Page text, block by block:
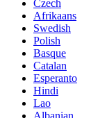
Czech
Afrikaans
Swedish
Polish
Basque
Catalan
Esperanto
Hindi
Lao
Albanian